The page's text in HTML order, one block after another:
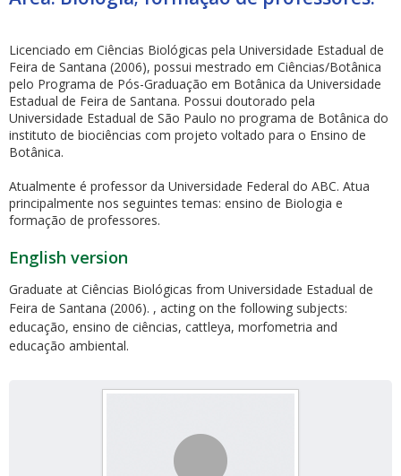
Licenciado em Ciências Biológicas pela Universidade Estadual de
Feira de Santana (2006), possui mestrado em Ciências/Botânica
pelo Programa de Pós-Graduação em Botânica da Universidade
Estadual de Feira de Santana. Possui doutorado pela
Universidade Estadual de São Paulo no programa de Botânica do
instituto de biociências com projeto voltado para o Ensino de
Botânica.
Atualmente é professor da Universidade Federal do ABC. Atua
principalmente nos seguintes temas: ensino de Biologia e
formação de professores.
English version
Graduate at Ciências Biológicas from Universidade Estadual de
Feira de Santana (2006). , acting on the following subjects:
educação, ensino de ciências, cattleya, morfometria and
educação ambiental.